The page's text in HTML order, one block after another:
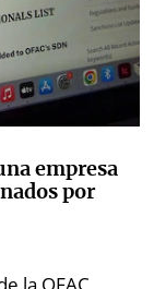
empresa
por